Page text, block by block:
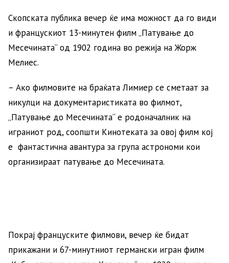
Скопската публика вечер ќе има можност да го види
и францускиот 13-минутен филм „Патување до
Месечината“ од 1902 година во режија на Жорж
Мелиес.
– Ако филмовите на браќата Лимиер се сметаат за
никулци на документаристиката во филмот,
„Патување до Месечината“ е родоначалник на
играниот род, соопшти Кинотеката за овој филм кој
е фантастична авантура за група астрономи кои
организираат патување до Месечината.
Покрај француските филмови, вечер ќе бидат
прикажани и 67-минутниот германски игран филм